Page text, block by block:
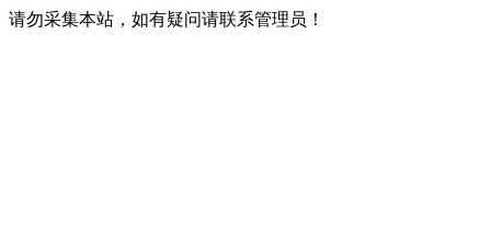
请勿采集本站，如有疑问请联系管理员！